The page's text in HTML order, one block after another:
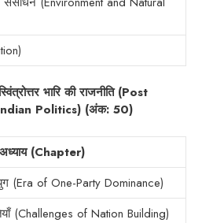
भारि की राजनीति (Post
Politics) (अंक: 50)
अध्याय (Chapter)
(Era of One-Party Dominance)
(Challenges of Nation Building)